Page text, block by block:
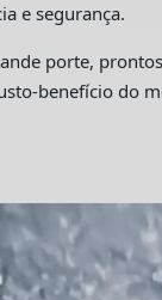
e segurança.
porte,
benefício do